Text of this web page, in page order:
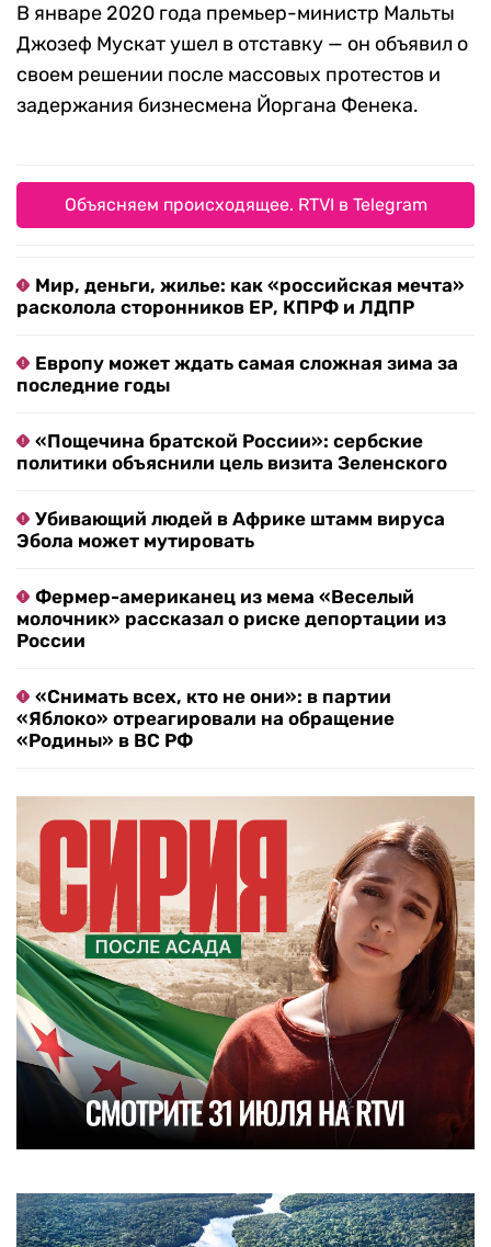
В январе 2020 года премьер-министр Мальты
Джозеф Мускат ушел в отставку — он объявил о
своем решении после массовых протестов и
задержания бизнесмена Йоргана Фенека.
Объясняем происходящее. RTVI в Telegram
Мир, деньги, жилье: как «российская мечта»
расколола сторонников ЕР, КПРФ и ЛДПР
Европу может ждать самая сложная зима за
последние годы
«Пощечина братской России»: сербские
политики объяснили цель визита Зеленского
Убивающий людей в Африке штамм вируса
Эбола может мутировать
Фермер-американец из мема «Веселый
молочник» рассказал о риске депортации из
России
«Снимать всех, кто не они»: в партии
«Яблоко» отреагировали на обращение
«Родины» в ВС РФ